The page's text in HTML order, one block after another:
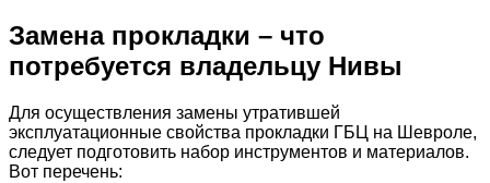
Замена прокладки – что
потребуется владельцу Нивы
Для осуществления замены утратившей
эксплуатационные свойства прокладки ГБЦ на Шевроле,
следует подготовить набор инструментов и материалов.
Вот перечень: